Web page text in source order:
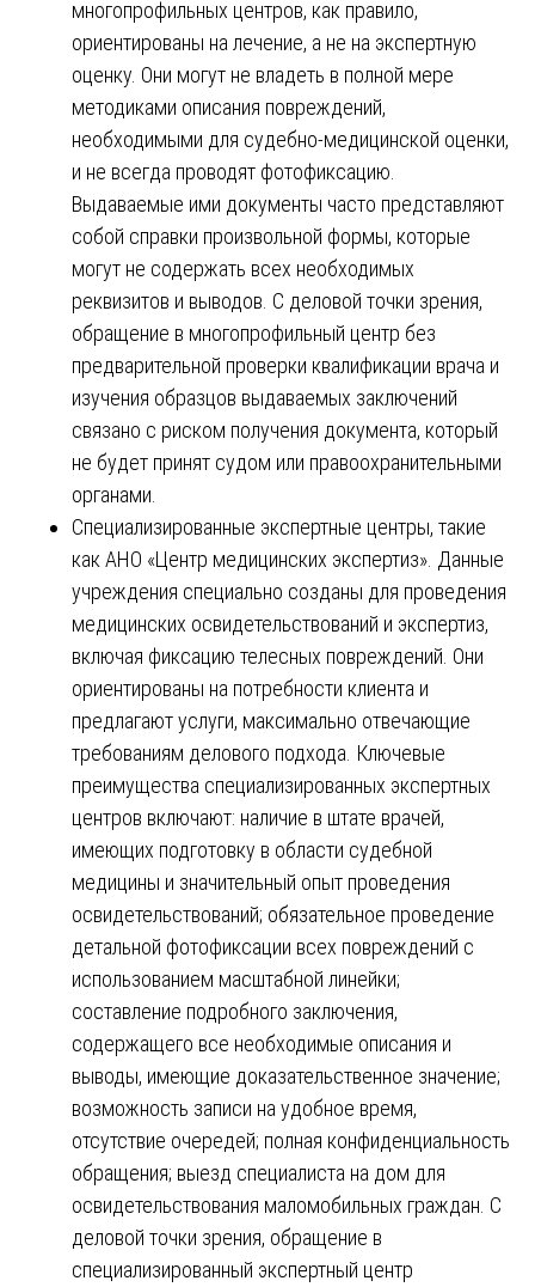
многопрофильных центров, как правило,
ориентированы на лечение, а не на экспертную
оценку. Они могут не владеть в полной мере
методиками описания повреждений,
необходимыми для судебно-медицинской оценки,
и не всегда проводят фотофиксацию.
Выдаваемые ими документы часто представляют
собой справки произвольной формы, которые
могут не содержать всех необходимых
реквизитов и выводов. С деловой точки зрения,
обращение в многопрофильный центр без
предварительной проверки квалификации врача и
изучения образцов выдаваемых заключений
связано с риском получения документа, который
не будет принят судом или правоохранительными
органами.
Специализированные экспертные центры, такие
как АНО «Центр медицинских экспертиз». Данные
учреждения специально созданы для проведения
медицинских освидетельствований и экспертиз,
включая фиксацию телесных повреждений. Они
ориентированы на потребности клиента и
предлагают услуги, максимально отвечающие
требованиям делового подхода. Ключевые
преимущества специализированных экспертных
центров включают: наличие в штате врачей,
имеющих подготовку в области судебной
медицины и значительный опыт проведения
освидетельствований; обязательное проведение
детальной фотофиксации всех повреждений с
использованием масштабной линейки;
составление подробного заключения,
содержащего все необходимые описания и
выводы, имеющие доказательственное значение;
возможность записи на удобное время,
отсутствие очередей; полная конфиденциальность
обращения; выезд специалиста на дом для
освидетельствования маломобильных граждан. С
деловой точки зрения, обращение в
специализированный экспертный центр